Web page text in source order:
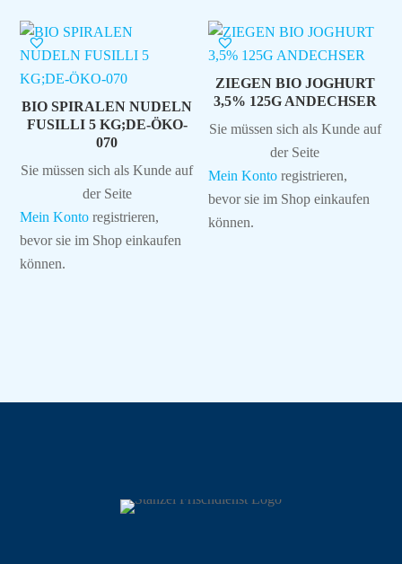
BIO SPIRALEN NUDELN
FUSILLI 5 KG;DE-ÖKO-
070
Sie müssen sich als Kunde auf
der Seite
Mein Konto registrieren,
bevor sie im Shop einkaufen
können.
ZIEGEN BIO JOGHURT
3,5% 125G ANDECHSER
Sie müssen sich als Kunde auf
der Seite
Mein Konto registrieren,
bevor sie im Shop einkaufen
können.